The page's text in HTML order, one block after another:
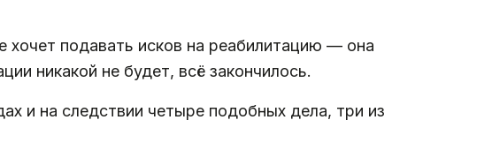
подавать исков на реабилитацию — она
никакой не будет, всё закончилось.
и на следствии четыре подобных дела, три из